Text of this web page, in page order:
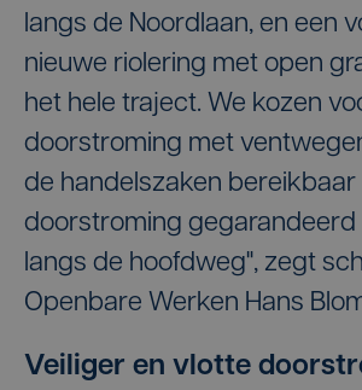
langs de Noordlaan, en een
nieuwe riolering met open
het hele traject. We kozen
doorstroming met
de handelszaken bereikbaar
doorstroming gegarandeerd
langs de hoofdweg", zegt
Openbare Werken Hans
Veiliger en vlotte